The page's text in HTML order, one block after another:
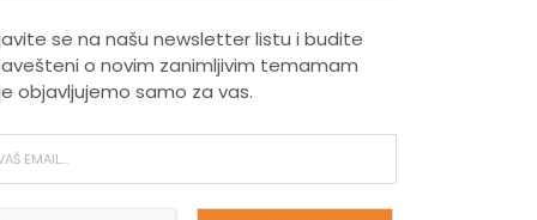
se na našu newsletter listu i budite
o novim zanimljivim temamam
objavljujemo samo za vas.
kosu